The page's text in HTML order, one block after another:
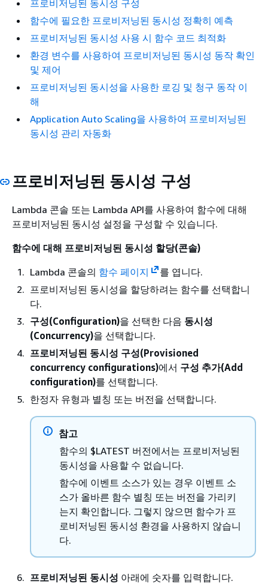
프로비저닝된 동시성 구성
함수에 필요한 프로비저닝된 동시성 정확히 예측
프로비저닝된 동시성 사용 시 함수 코드 최적화
환경 변수를 사용하여 프로비저닝된 동시성 동작 확인
및 제어
프로비저닝된 동시성을 사용한 로깅 및 청구 동작 이
해
Application Auto Scaling을 사용하여 프로비저닝된
동시성 관리 자동화
프로비저닝된 동시성 구성
Lambda 콘솔 또는 Lambda API를 사용하여 함수에 대해
프로비저닝된 동시성 설정을 구성할 수 있습니다.
함수에 대해 프로비저닝된 동시성 할당(콘솔)
Lambda 콘솔의 함수 페이지
를 엽니다.
프로비저닝된 동시성을 할당하려는 함수를 선택합니
다.
구성(Configuration)을 선택한 다음 동시성
(Concurrency)을 선택합니다.
프로비저닝된 동시성 구성(Provisioned
concurrency configurations)에서 구성 추가(Add
configuration)를 선택합니다.
한정자 유형과 별칭 또는 버전을 선택합니다.
참고
함수의 $LATEST 버전에서는 프로비저닝된
동시성을 사용할 수 없습니다.
함수에 이벤트 소스가 있는 경우 이벤트 소
스가 올바른 함수 별칭 또는 버전을 가리키
는지 확인합니다. 그렇지 않으면 함수가 프
로비저닝된 동시성 환경을 사용하지 않습니
다.
프로비저닝된 동시성 아래에 숫자를 입력합니다.